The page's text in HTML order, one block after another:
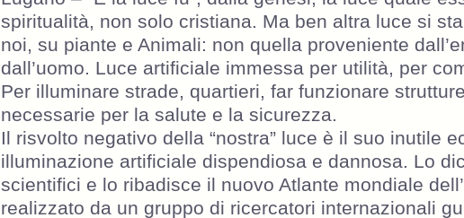
spiritualità, non solo cristiana. Ma ben altra luce si
noi, su piante e Animali: non quella proveniente
dall’uomo. Luce artificiale immessa per utilità, per
Per illuminare strade, quartieri, far funzionare
necessarie per la salute e la sicurezza.
Il risvolto negativo della “nostra” luce è il suo inutile
illuminazione artificiale dispendiosa e dannosa. Lo
scientifici e lo ribadisce il nuovo Atlante mondiale
realizzato da un gruppo di ricercatori internazionali